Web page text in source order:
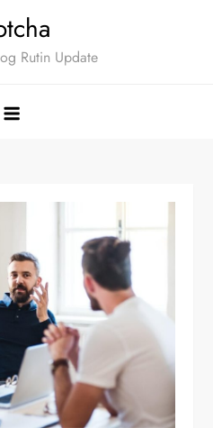
Rutin Update